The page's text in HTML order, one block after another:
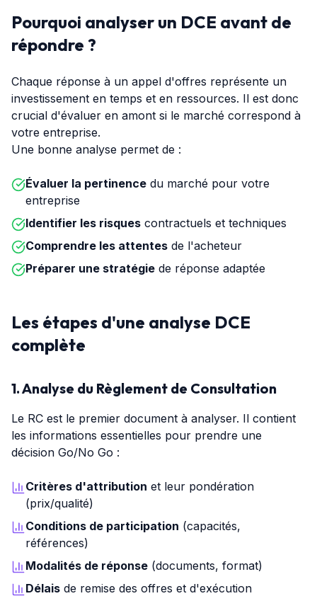
Pourquoi analyser un DCE avant de
répondre ?
Chaque réponse à un appel d'offres représente un
investissement en temps et en ressources. Il est donc
crucial d'évaluer en amont si le marché correspond à
votre entreprise.
Une bonne analyse permet de :
Évaluer la pertinence du marché pour votre
entreprise
Identifier les risques contractuels et techniques
Comprendre les attentes de l'acheteur
Préparer une stratégie de réponse adaptée
Les étapes d'une analyse DCE
complète
1. Analyse du Règlement de Consultation
Le RC est le premier document à analyser. Il contient
les informations essentielles pour prendre une
décision Go/No Go :
Critères d'attribution et leur pondération
(prix/qualité)
Conditions de participation (capacités,
références)
Modalités de réponse (documents, format)
Délais de remise des offres et d'exécution